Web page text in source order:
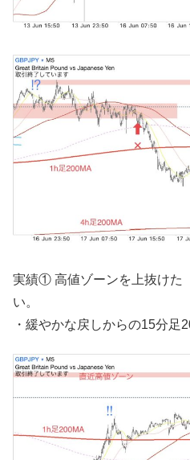
実績① 高値ゾーンを上抜けた
い。
・緩やかな戻しからの15分足